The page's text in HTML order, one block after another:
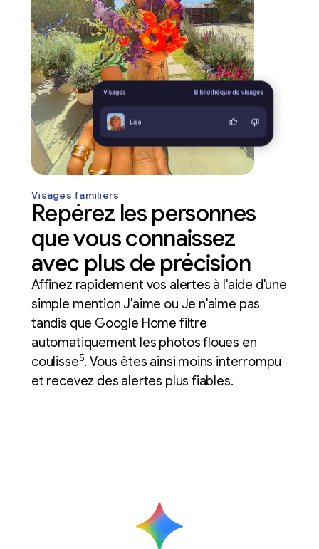
Visages familiers
Repérez les personnes
que vous connaissez
avec plus de précision
Affinez rapidement vos alertes à l'aide d'une
simple mention J'aime ou Je n'aime pas
tandis que Google Home filtre
automatiquement les photos floues en
coulisse5. Vous êtes ainsi moins interrompu
et recevez des alertes plus fiables.